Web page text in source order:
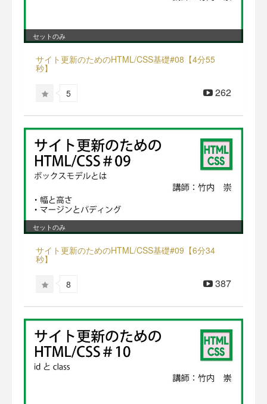
セットのみ
サイト更新のためのHTML/CSS基礎#08【4分55
秒】
5 262
セットのみ
サイト更新のためのHTML/CSS基礎#09【6分34
秒】
8 387